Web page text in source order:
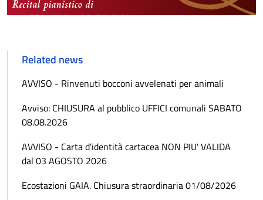
Related news
AVVISO - Rinvenuti bocconi avvelenati per animali
Avviso: CHIUSURA al pubblico UFFICI comunali SABATO
08.08.2026
AVVISO - Carta d'identità cartacea NON PIU' VALIDA
dal 03 AGOSTO 2026
Ecostazioni GAIA. Chiusura straordinaria 01/08/2026